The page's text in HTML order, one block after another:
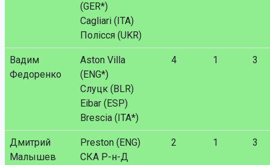
(GER*)
Cagliari (ITA)
Полісся (UKR)
Вадим
Федоренко
Aston Villa
(ENG*)
Слуцк (BLR)
Eibar (ESP)
Brescia (ITA*)
4 1 3
Дмитрий
Малышев
Preston (ENG)
СКА Р-н-Д
2 1 3